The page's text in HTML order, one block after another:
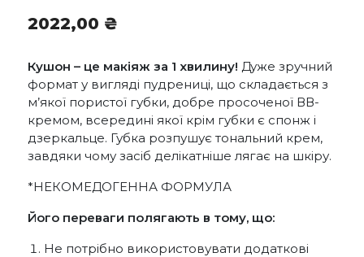
2022,00 ₴
Кушон – це макіяж за 1 хвилину! Дуже зручний
формат у вигляді пудрениці, що складається з
м’якої пористої губки, добре просоченої ВВ-
кремом, всередині якої крім губки є спонж і
дзеркальце. Губка розпушує тональний крем,
завдяки чому засіб делікатніше лягає на шкіру.
*НЕКОМЕДОГЕННА ФОРМУЛА
Його переваги полягають в тому, що:
Не потрібно використовувати додаткові